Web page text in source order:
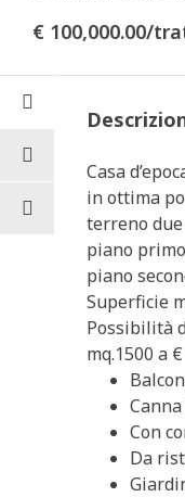
€ 100,000.00/
Casa
in ottima
terreno
piano
piano
Superficie
Possibilità
mq.1500 a
Con
Da